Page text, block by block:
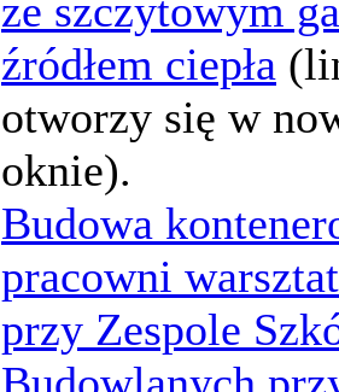
ze szczytowym
źródłem ciepła
otworzy się w
oknie).
Budowa
pracowni
przy Zespole